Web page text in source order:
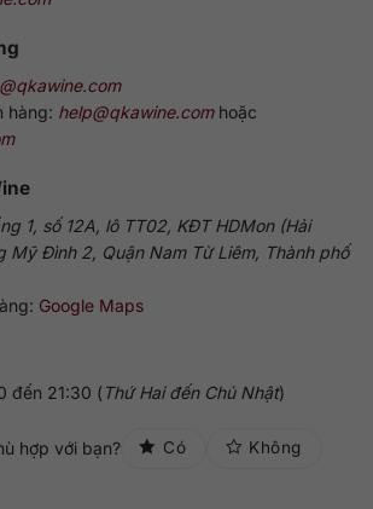
hàng: help@qkawine.comhoặc
1, số 12A, lô TT02, KĐT HDMon (Hải
Mỹ Đình 2, Quận Nam Từ Liêm, Thành phố
Google Maps
đến 21:30 ( Thứ Hai đến Chủ Nhật)
hợp với bạn? Có Không